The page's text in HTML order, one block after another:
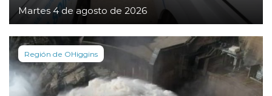
Martes 4 de agosto de 2026
Región de OHiggins